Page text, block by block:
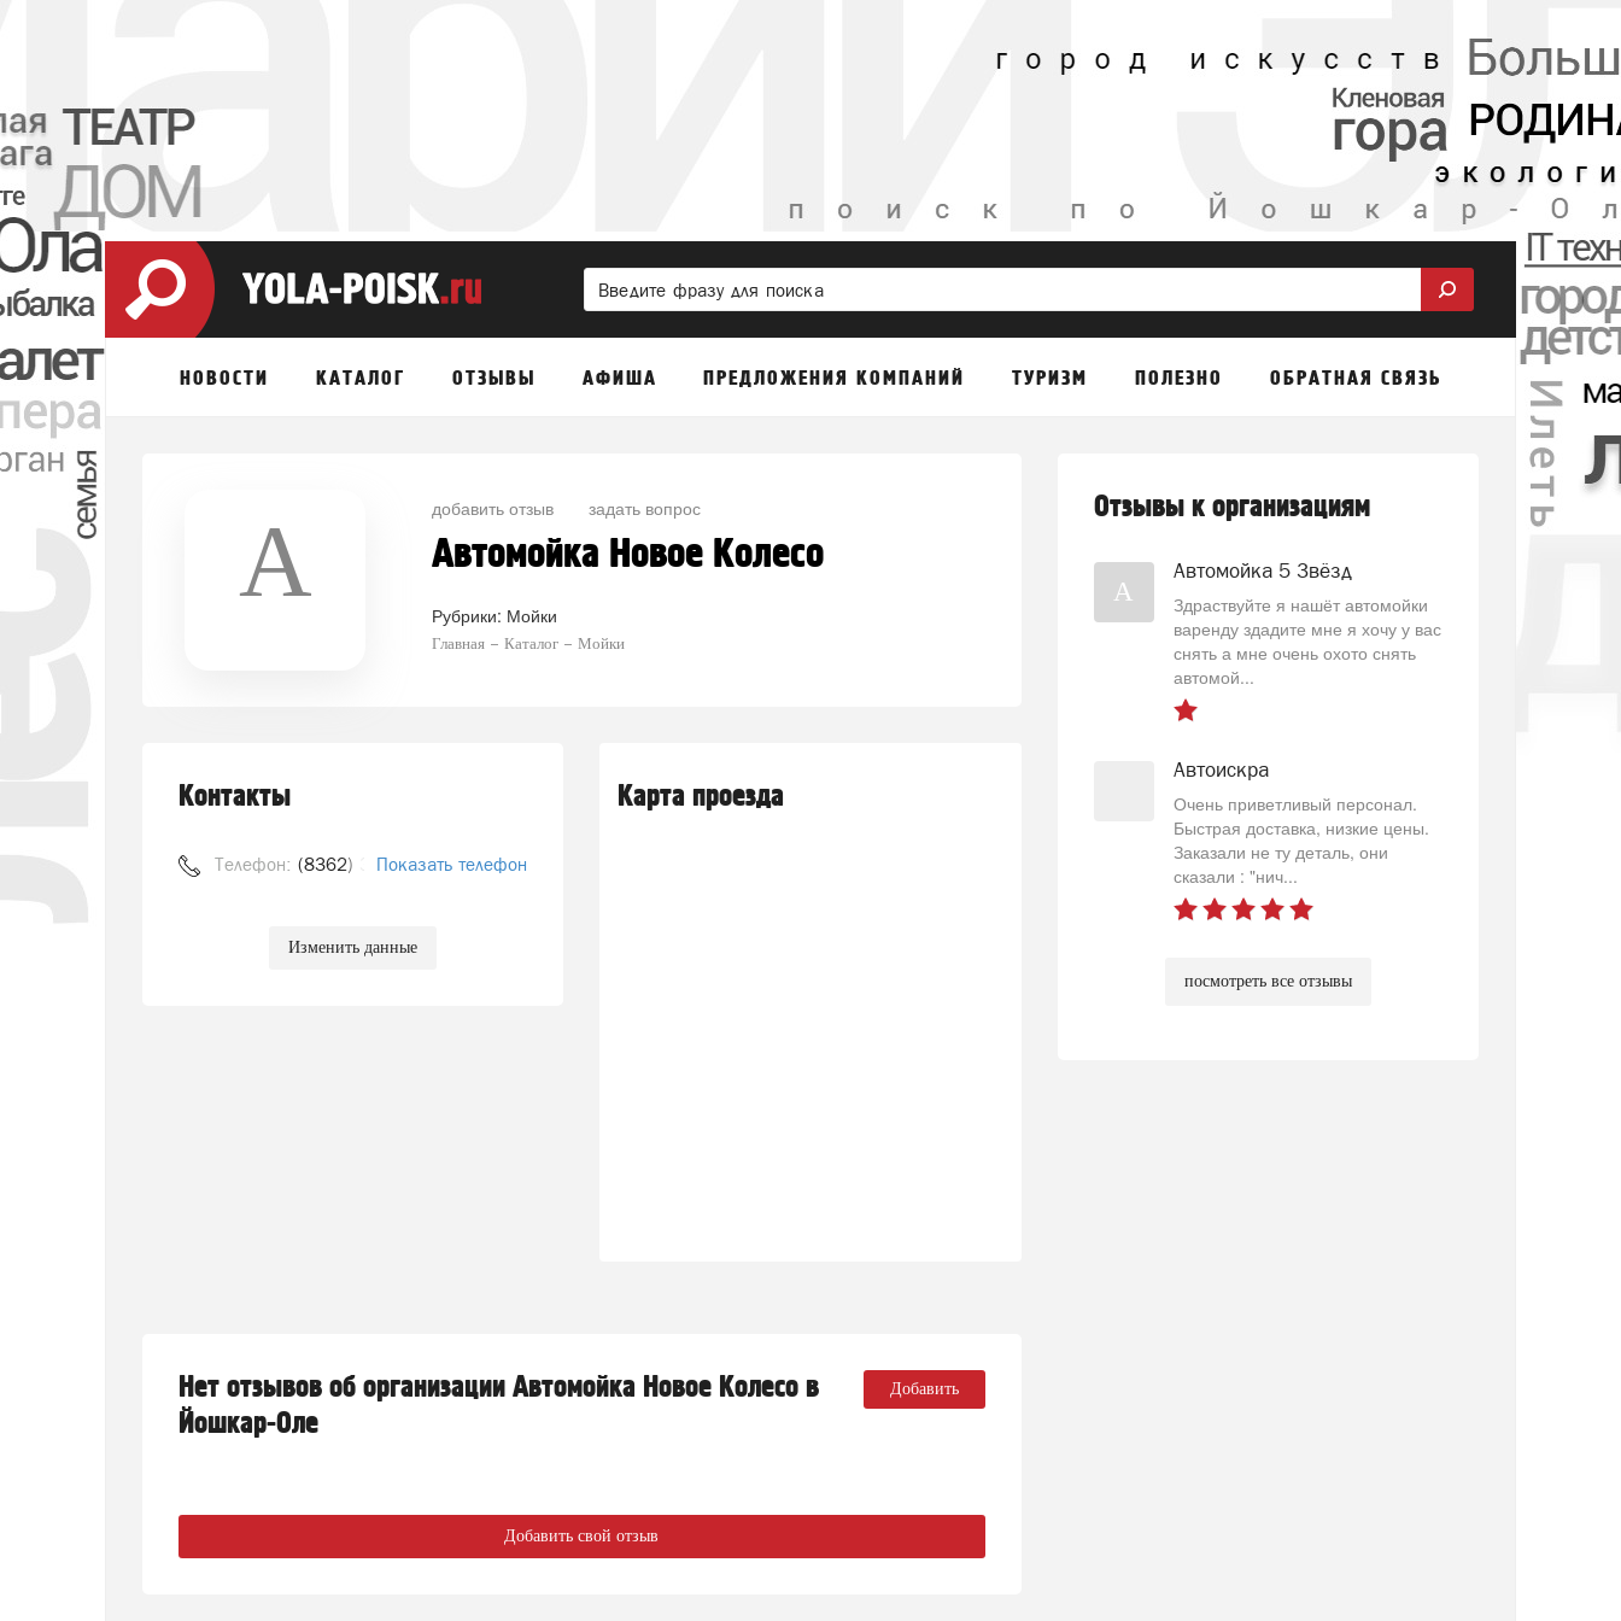
НОВОСТИ КАТАЛОГ ОТЗЫВЫ АФИША ПРЕДЛОЖЕНИЯ КОМПАНИЙ ТУРИЗМ ПОЛЕЗНО ОБРАТНАЯ СВЯЗЬ
А добавить отзыв задать вопрос
Автомойка Новое Колесо
Рубрики: Мойки
Главная Каталог Мойки
Контакты
Телефон: (8362) 328-080Показать телефон
Изменить данные
Карта проезда
Нет отзывов об организации Автомойка Новое Колесо в
Йошкар-Оле
Добавить
Добавить свой отзыв
Отзывы к организациям
А
Автомойка 5 Звёзд
Здраствуйте я нашёт автомойки
варенду здадите мне я хочу у вас
снять а мне очень охото снять
автомой...
Автоискра
Очень приветливый персонал.
Быстрая доставка, низкие цены.
Заказали не ту деталь, они
сказали : "нич...
посмотреть все отзывы